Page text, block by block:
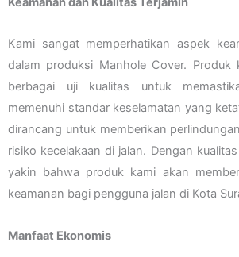
Kami sangat memperhatikan aspek
dalam produksi Manhole Cover. Produk
berbagai uji kualitas untuk
memenuhi standar keselamatan yang
dirancang untuk memberikan
risiko kecelakaan di jalan. Dengan
yakin bahwa produk kami akan
keamanan bagi pengguna jalan di Kota
Manfaat Ekonomis